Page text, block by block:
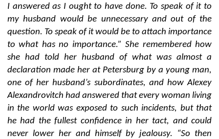
I answered as I ought to have done. To speak of it to
my husband would be unnecessary and out of the
question. To speak of it would be to attach importance
to what has no importance.” She remembered how
she had told her husband of what was almost a
declaration made her at Petersburg by a young man,
one of her husband’s subordinates, and how Alexey
Alexandrovitch had answered that every woman living
in the world was exposed to such incidents, but that
he had the fullest confidence in her tact, and could
never lower her and himself by jealousy. “So then